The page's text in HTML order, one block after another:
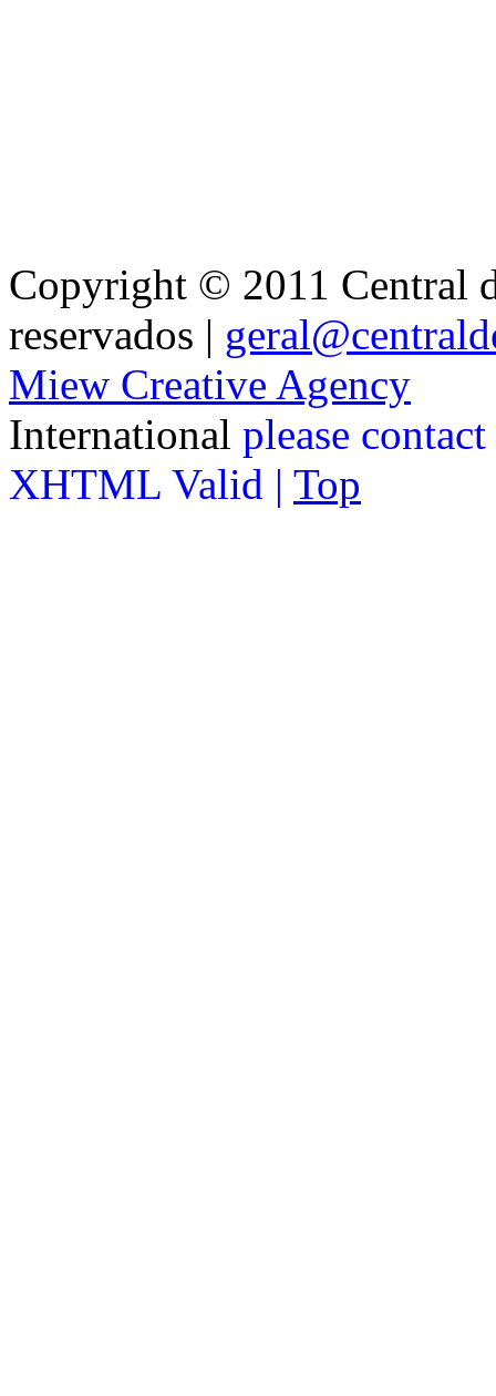
Copyright © 2011 Central
reservados |
Miew Creative Agency
International please
XHTML Valid | Top